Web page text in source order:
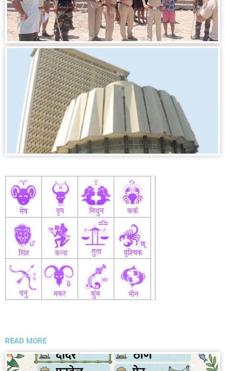
READ MORE